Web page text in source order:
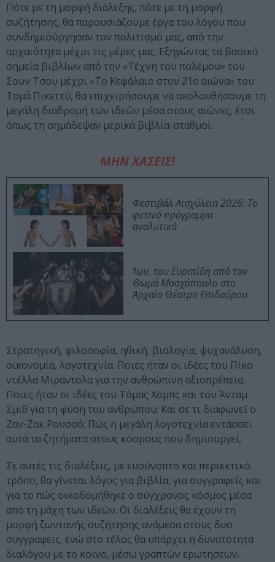
Πότε με τη μορφή διάλεξης, πότε με τη μορφή
συζήτησης, θα παρουσιάζουμε έργα του λόγου που
συνδημιούργησαν τον πολιτισμό μας, από την
αρχαιότητα μέχρι τις μέρες μας. Εξηγώντας τα βασικά
σημεία βιβλίων από την «Τέχνη του πολέμου» του
Σουν Τσου μέχρι «Το Κεφάλαιο στον 21ο αιώνα» του
Τομά Πικεττύ, θα επιχειρήσουμε να ακολουθήσουμε τη
μεγάλη διαδρομή των ιδεών μέσα στους αιώνες, έτσι
όπως τη σημάδεψαν μερικά βιβλία-σταθμοί.
ΜΗΝ ΧΑΣΕΙΣ!
Φεστιβάλ Αισχύλεια 2026: Το
φετινό πρόγραμμα
αναλυτικά
Ίων, του Ευριπίδη από τον
Θωμά Μοσχόπουλο στο
Αρχαίο Θέατρο Επιδαύρου
Στρατηγική, φιλοσοφία, ηθική, βιολογία, ψυχανάλυση,
οικονομία, λογοτεχνία. Ποιες ήταν οι ιδέες του Πίκο
ντέλλα Μιράντολα για την ανθρώπινη αξιοπρέπεια;
Ποιες ήταν οι ιδέες του Τόμας Χομπς και του Άνταμ
Σμιθ για τη φύση του ανθρώπου; Και σε τι διαφωνεί ο
Ζαν-Ζακ Ρουσσό; Πώς η μεγάλη λογοτεχνία εντάσσει
αυτά τα ζητήματα στους κόσμους που δημιουργεί;
Σε αυτές τις διαλέξεις, με ευσύνοπτο και περιεκτικό
τρόπο, θα γίνεται λόγος για βιβλία, για συγγραφείς και
για το πώς οικοδομήθηκε ο σύγχρονος κόσμος μέσα
από τη μάχη των ιδεών. Οι διαλέξεις θα έχουν τη
μορφή ζωντανής συζήτησης ανάμεσα στους δυο
συγγραφείς, ενώ στο τέλος θα υπάρχει η δυνατότητα
διαλόγου με το κοινό, μέσω γραπτών ερωτήσεων.